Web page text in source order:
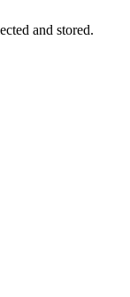
and stored.